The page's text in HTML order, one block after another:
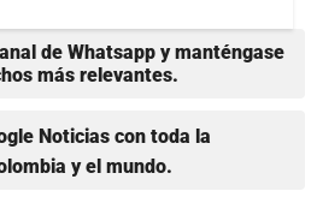
de Whatsapp y manténgase
más relevantes.
Noticias con toda la
y el mundo.